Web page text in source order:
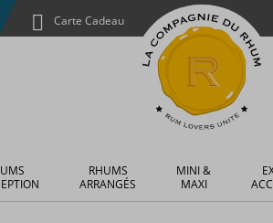
Carte Cadeau
RHUMS
ARRANGÉS
MINI &
MAXI